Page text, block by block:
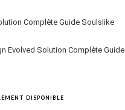
Complète Guide Soulslike
Evolved Solution Complète Guide
DISPONIBLE